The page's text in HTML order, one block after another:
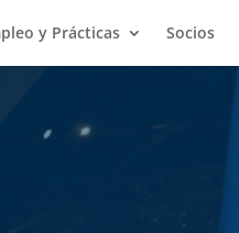
y Prácticas Socios